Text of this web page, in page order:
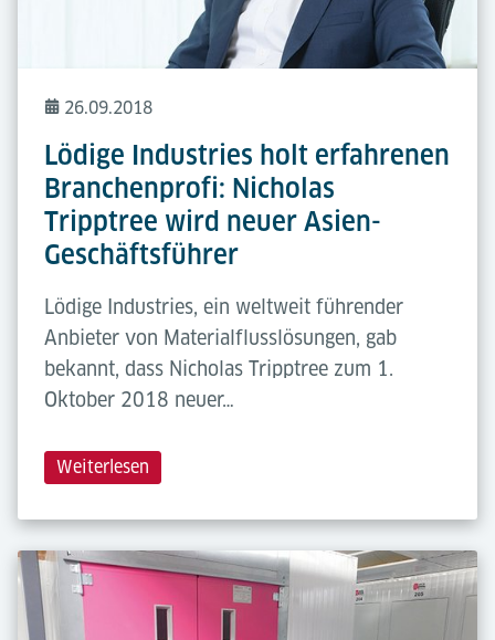
26.09.2018
Lödige Industries holt erfahrenen
Branchenprofi: Nicholas
Tripptree wird neuer Asien-
Geschäftsführer
Lödige Industries, ein weltweit führender
Anbieter von Materialflusslösungen, gab
bekannt, dass Nicholas Tripptree zum 1.
Oktober 2018 neuer…
Weiterlesen